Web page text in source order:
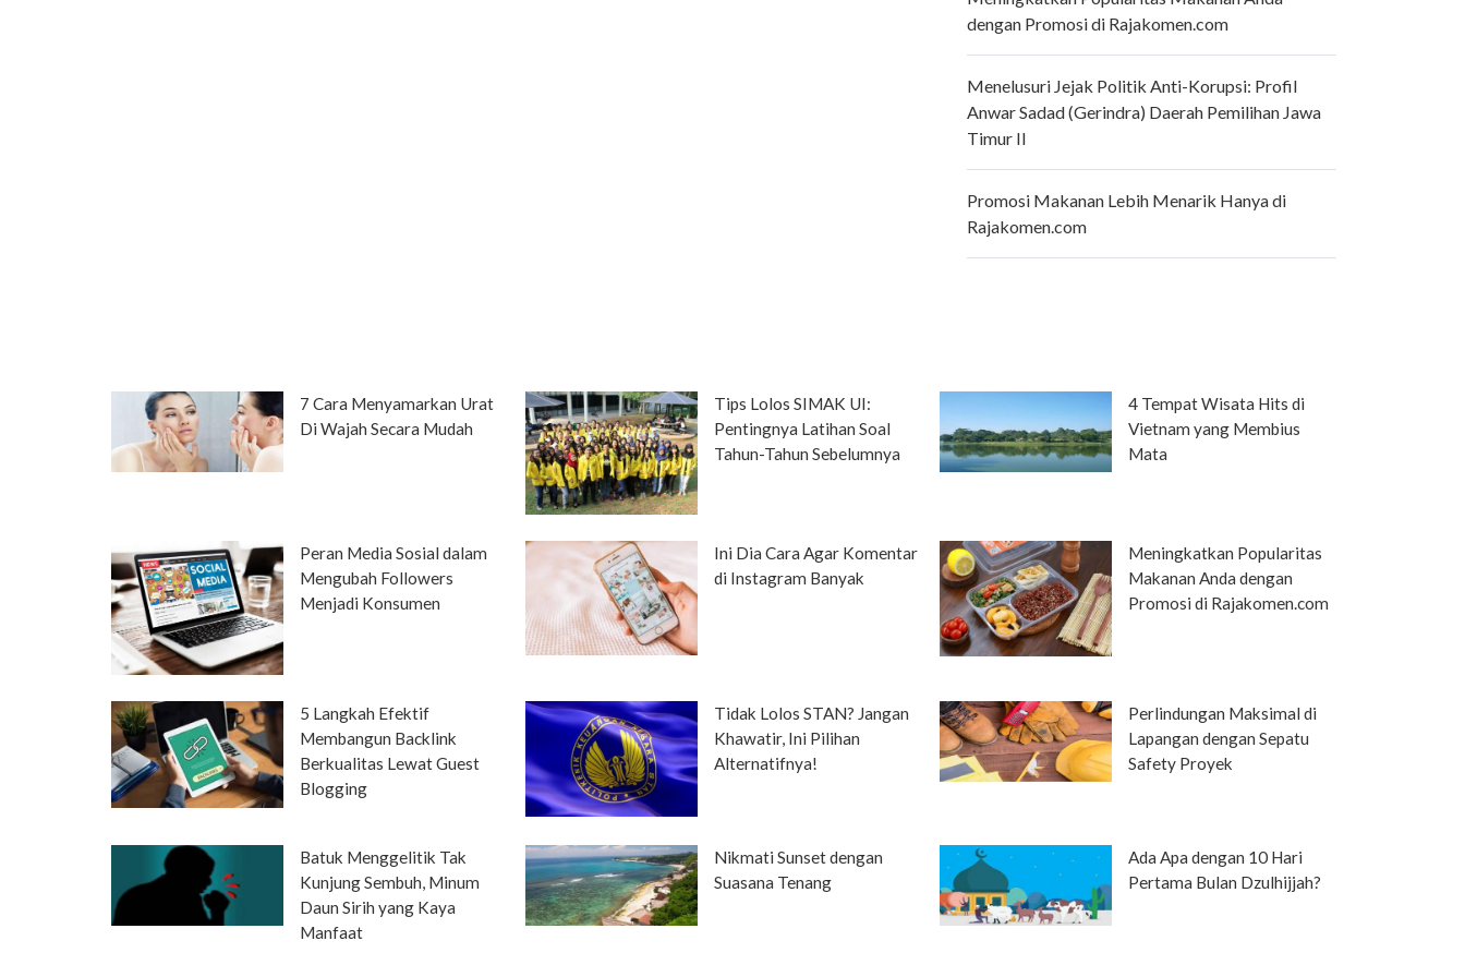
dengan Promosi di Rajakomen.com
Menelusuri Jejak Politik Anti-Korupsi: Profil
Anwar Sadad (Gerindra) Daerah Pemilihan Jawa
Timur II
Promosi Makanan Lebih Menarik Hanya di
Rajakomen.com
7 Cara Menyamarkan Urat
Di Wajah Secara Mudah
Tips Lolos SIMAK UI:
Pentingnya Latihan Soal
Tahun-Tahun Sebelumnya
4 Tempat Wisata Hits di
Vietnam yang Membius
Mata
Peran Media Sosial dalam
Mengubah Followers
Menjadi Konsumen
Ini Dia Cara Agar Komentar
di Instagram Banyak
Meningkatkan Popularitas
Makanan Anda dengan
Promosi di Rajakomen.com
5 Langkah Efektif
Membangun Backlink
Berkualitas Lewat Guest
Blogging
Tidak Lolos STAN? Jangan
Khawatir, Ini Pilihan
Alternatifnya!
Perlindungan Maksimal di
Lapangan dengan Sepatu
Safety Proyek
Batuk Menggelitik Tak
Kunjung Sembuh, Minum
Daun Sirih yang Kaya
Manfaat
Nikmati Sunset dengan
Suasana Tenang
Ada Apa dengan 10 Hari
Pertama Bulan Dzulhijjah?